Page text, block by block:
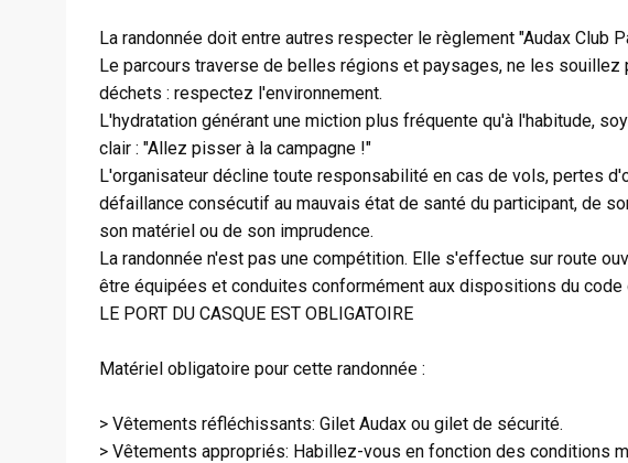
La randonnée doit entre autres respecter le règlement "Audax Club
Le parcours traverse de belles régions et paysages, ne les souillez
déchets : respectez l'environnement.
L'hydratation générant une miction plus fréquente qu'à l'habitude,
clair : "Allez pisser à la campagne !"
L'organisateur décline toute responsabilité en cas de vols, pertes
défaillance consécutif au mauvais état de santé du participant, de
son matériel ou de son imprudence.
La randonnée n'est pas une compétition. Elle s'effectue sur route
être équipées et conduites conformément aux dispositions du code
LE PORT DU CASQUE EST OBLIGATOIRE
Matériel obligatoire pour cette randonnée :
> Vêtements réfléchissants: Gilet Audax ou gilet de sécurité.
> Vêtements appropriés: Habillez-vous en fonction des conditions